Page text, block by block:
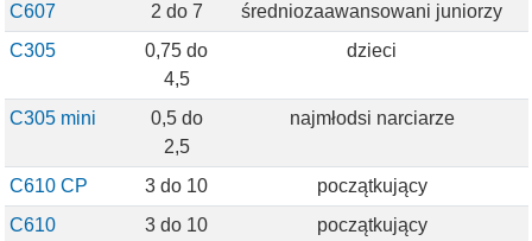
C607 2 do 7
średniozaawansowani juniorzy
C305
0,75 do
4,5
dzieci
C305 mini
0,5 do
2,5
najmłodsi narciarze
C610 CP 3 do 10
początkujący
C610
3 do 10
początkujący